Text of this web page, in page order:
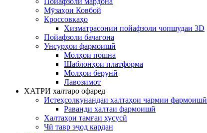
Мӯзаҳои Ковбой
Кроссовкаҳо
Хизматрасонии пойафзоли чопшудаи 3D
Пойафзоли бачагона
Унсурҳои фармоишӣ
Молҳои пошна
Шаблонҳои платформа
Молҳои берунӣ
Лавозимот
ХАТРИ халтаро офаред
Истеҳсолкунандаи халтаҳои чармии фармоишӣ
Раванди халтаи фармоишӣ
Халтаҳои тамғаи хусусӣ
Чӣ тавр эҷод кардан